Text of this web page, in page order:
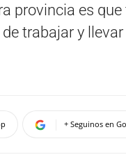
provincia es que
trabajar y
+ Seguinos en